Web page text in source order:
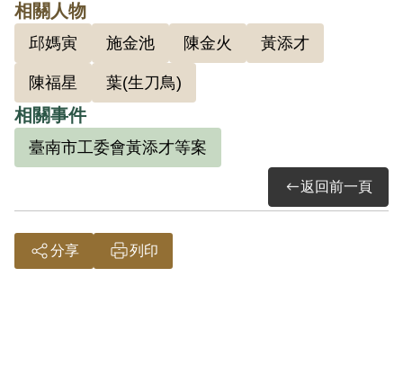
相關人物
邱媽寅 施金池 陳金火 黃添才
陳福星 葉(生刀鳥)
相關事件
臺南市工委會黃添才等案
返回前一頁
分享 列印